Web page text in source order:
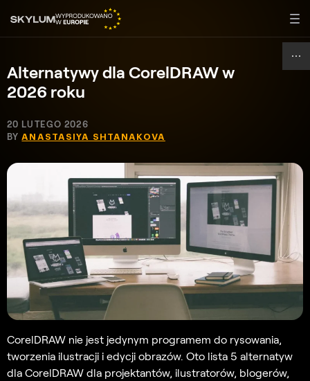
Alternatywy dla CorelDRAW w
2026 roku
20 LUTEGO 2026
BYANASTASIYA SHTANAKOVA
CorelDRAW nie jest jedynym programem do rysowania,
tworzenia ilustracji i edycji obrazów. Oto lista 5 alternatyw
dla CorelDRAW dla projektantów, ilustratorów, blogerów,